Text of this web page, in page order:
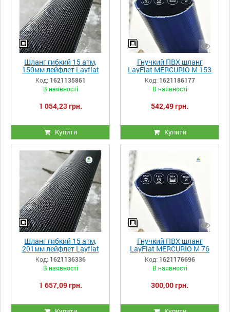
Шланг гибкий 15 атм,
150мм лейфлет Layflat
высоконапорный для
перекачки шлама и
удобрений Longma NBR
Код: 1621135861
В наявності
1 054,23 грн.
Купити
Гнучкий ПВХ шланг
LayFlat MERCURIO M 153
мм, 4 атм
Код: 1621186177
В наявності
542,49 грн.
Купити
Шланг гибкий 15 атм,
201мм лейфлет Layflat
высоконапорный для
перекачки шлама и
удобрений Longma NBR
Код: 1621136336
В наявності
1 657,09 грн.
Гнучкий ПВХ шланг
LayFlat MERCURIO M 76
мм, 7 атм
Код: 1621176696
В наявності
300,00 грн.